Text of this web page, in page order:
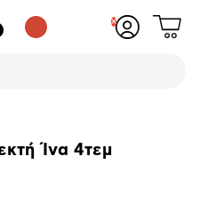
Δες
Ίνα 4τεμ